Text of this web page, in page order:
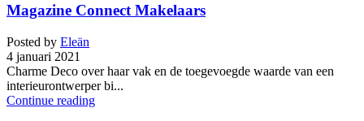
Magazine Connect Makelaars
Posted by Eleän
4 januari 2021
Charme Deco over haar vak en de toegevoegde waarde van een
interieurontwerper bi...
Continue reading